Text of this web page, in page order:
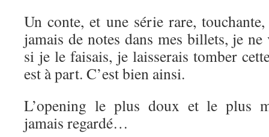
Un conte, et une série rare,
jamais de notes dans mes billets, je
si je le faisais, je laisserais tomber
est à part. C’est bien ainsi.
L’opening le plus doux et le plus
jamais regardé…